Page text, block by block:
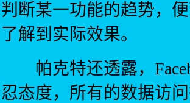
判断某一功能的趋势，
了解到实际效果。
帕克特还透露，
忍态度，所有的数据访